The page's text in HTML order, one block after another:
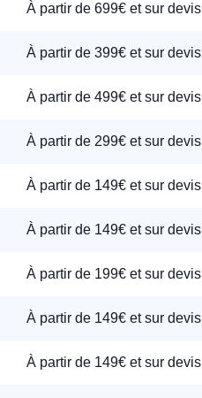
À partir de 699€ et sur devis
À partir de 399€ et sur devis
À partir de 499€ et sur devis
À partir de 299€ et sur devis
À partir de 149€ et sur devis
À partir de 149€ et sur devis
À partir de 199€ et sur devis
À partir de 149€ et sur devis
À partir de 149€ et sur devis